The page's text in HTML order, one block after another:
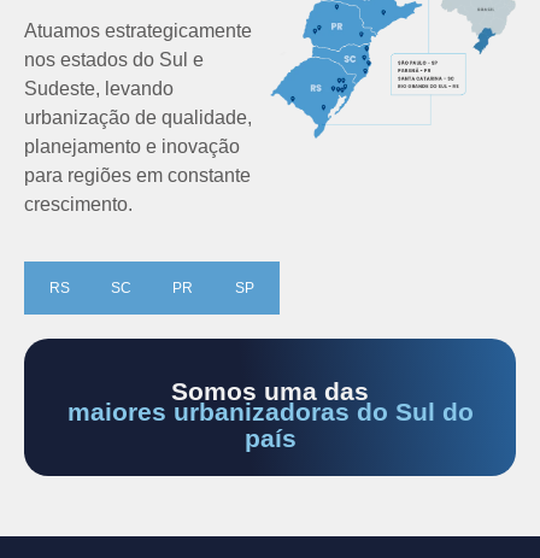
Atuamos estrategicamente
nos estados do Sul e
Sudeste, levando
urbanização de qualidade,
planejamento e inovação
para regiões em constante
crescimento.
RS SC PR SP
Somos uma das
maiores urbanizadoras do Sul do
país